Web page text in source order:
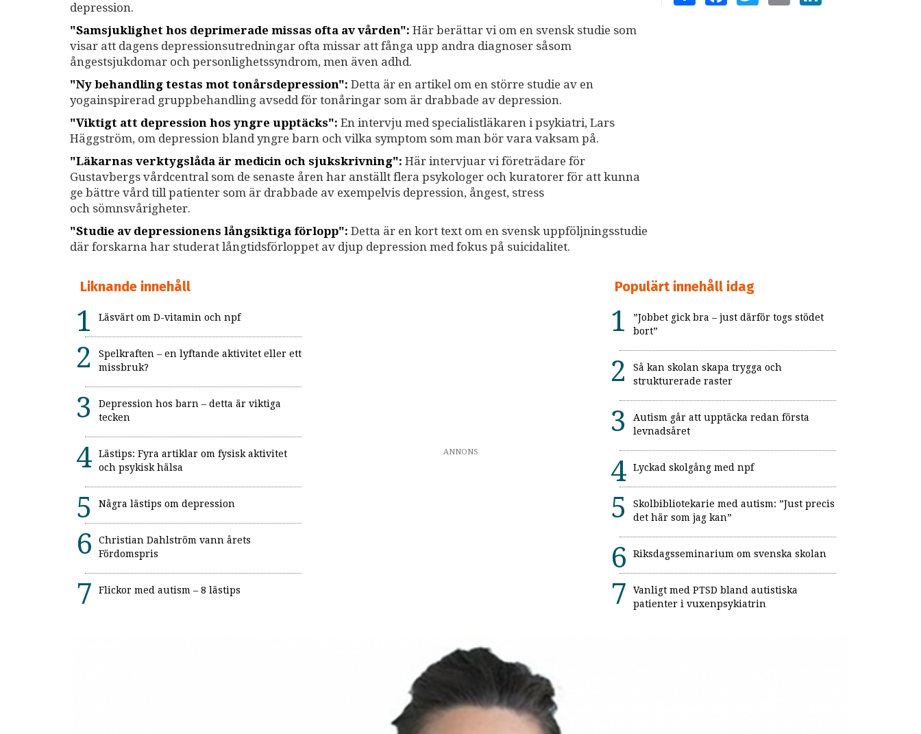
depression.
"Samsjuklighet hos deprimerade missas ofta av vården": Här berättar vi om en svensk studie som
visar att dagens depressionsutredningar ofta missar att fånga upp andra diagnoser såsom
ångestsjukdomar och personlighetssyndrom, men även adhd.
"Ny behandling testas mot tonårsdepression": Detta är en artikel om en större studie av en
yogainspirerad gruppbehandling avsedd för tonåringar som är drabbade av depression.
"Viktigt att depression hos yngre upptäcks": En intervju med specialistläkaren i psykiatri, Lars
Häggström, om depression bland yngre barn och vilka symptom som man bör vara vaksam på.
"Läkarnas verktygslåda är medicin och sjukskrivning": Här intervjuar vi företrädare för
Gustavbergs vårdcentral som de senaste åren har anställt flera psykologer och kuratorer för att kunna
ge bättre vård till patienter som är drabbade av exempelvis depression, ångest, stress
och sömnsvårigheter.
"Studie av depressionens långsiktiga förlopp": Detta är en kort text om en svensk uppföljningsstudie
där forskarna har studerat långtidsförloppet av djup depression med fokus på suicidalitet.
Liknande innehåll
Läsvärt om D-vitamin och npf
Spelkraften – en lyftande aktivitet eller ett
missbruk?
Depression hos barn – detta är viktiga
tecken
Lästips: Fyra artiklar om fysisk aktivitet
och psykisk hälsa
Några lästips om depression
Christian Dahlström vann årets
Fördomspris
Flickor med autism – 8 lästips
ANNONS
Populärt innehåll idag
”Jobbet gick bra – just därför togs stödet
bort”
Så kan skolan skapa trygga och
strukturerade raster
Autism går att upptäcka redan första
levnadsåret
Lyckad skolgång med npf
Skolbibliotekarie med autism: ”Just precis
det här som jag kan”
Riksdagsseminarium om svenska skolan
Vanligt med PTSD bland autistiska
patienter i vuxenpsykiatrin